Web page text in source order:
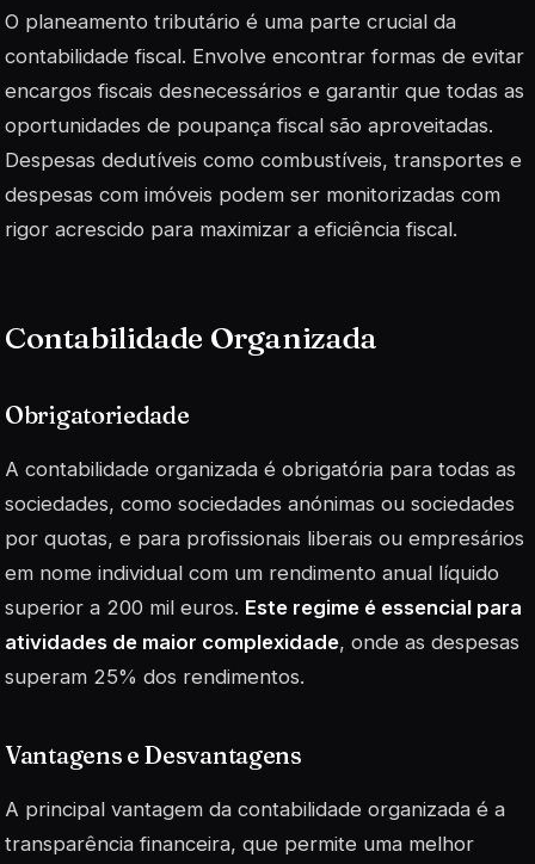
O planeamento tributário é uma parte crucial da
contabilidade fiscal. Envolve encontrar formas de evitar
encargos fiscais desnecessários e garantir que todas as
oportunidades de poupança fiscal são aproveitadas.
Despesas dedutíveis como combustíveis, transportes e
despesas com imóveis podem ser monitorizadas com
rigor acrescido para maximizar a eficiência fiscal.
Contabilidade Organizada
Obrigatoriedade
A contabilidade organizada é obrigatória para todas as
sociedades, como sociedades anónimas ou sociedades
por quotas, e para profissionais liberais ou empresários
em nome individual com um rendimento anual líquido
superior a 200 mil euros. Este regime é essencial para
atividades de maior complexidade, onde as despesas
superam 25% dos rendimentos.
Vantagens e Desvantagens
A principal vantagem da contabilidade organizada é a
transparência financeira, que permite uma melhor